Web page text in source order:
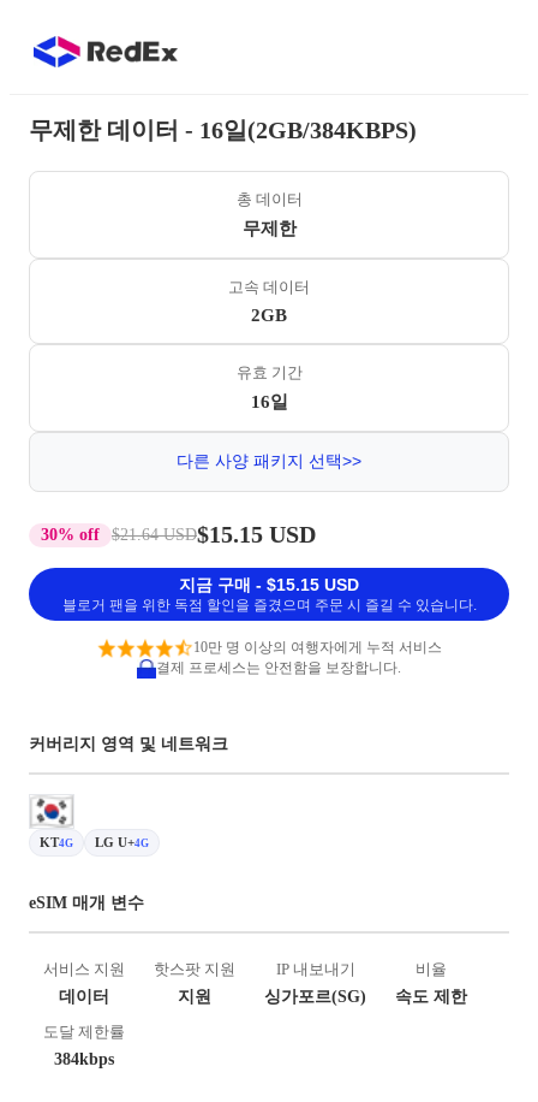
무제한 데이터 - 16일(2GB/384KBPS)
총 데이터
무제한
고속 데이터
2GB
유효 기간
16일
다른 사양 패키지 선택>>
30% off $21.64 USD$15.15 USD
지금 구매 - $15.15 USD
블로거 팬을 위한 독점 할인을 즐겼으며 주문 시 즐길 수 있습니다.
10만 명 이상의 여행자에게 누적 서비스
결제 프로세스는 안전함을 보장합니다.
커버리지 영역 및 네트워크
KT4G LG U+4G
eSIM 매개 변수
서비스 지원
데이터
핫스팟 지원
지원
IP 내보내기
싱가포르(SG)
비율
속도 제한
도달 제한률
384kbps